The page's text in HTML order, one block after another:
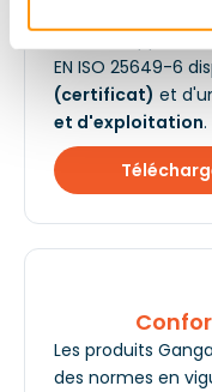
EN ISO 25649-6
(certificat) et
et d'exploitation.
Les produits
des normes en